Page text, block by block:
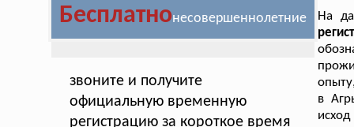
Бесплатнонесовершеннолетние
звоните и получите
официальную временную
регистрацию за короткое время
На
в